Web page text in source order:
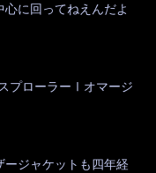
に回ってねえんだよ
プローラーⅠオマージ
ジャケットも四年経